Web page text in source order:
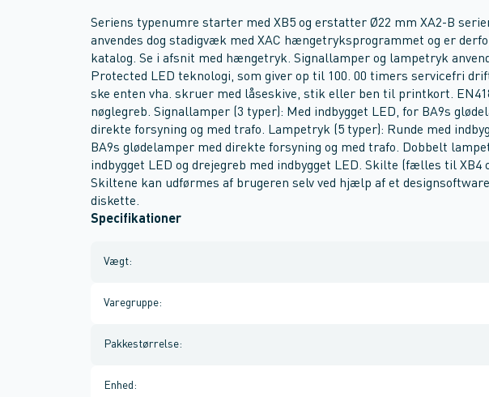
Seriens typenumre starter med XB5 og erstatter Ø22 mm XA2-B
anvendes dog stadigvæk med XAC hængetryksprogrammet og er
katalog. Se i afsnit med hængetryk. Signallamper og lampetryk
Protected LED teknologi, som giver op til 100. 00 timers servicefri
ske enten vha. skruer med låseskive, stik eller ben til printkort.
nøglegreb. Signallamper (3 typer): Med indbygget LED, for BA9s
direkte forsyning og med trafo. Lampetryk (5 typer): Runde med
BA9s glødelamper med direkte forsyning og med trafo. Dobbelt
indbygget LED og drejegreb med indbygget LED. Skilte (fælles til XB4
Skiltene kan udførmes af brugeren selv ved hjælp af et
diskette.
Specifikationer
Vægt:
Varegruppe:
Pakkestørrelse:
Enhed :